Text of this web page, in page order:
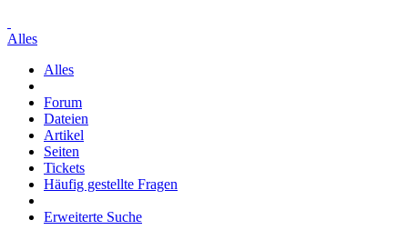
Alles
Alles
Forum
Dateien
Artikel
Seiten
Tickets
Häufig gestellte Fragen
Erweiterte Suche